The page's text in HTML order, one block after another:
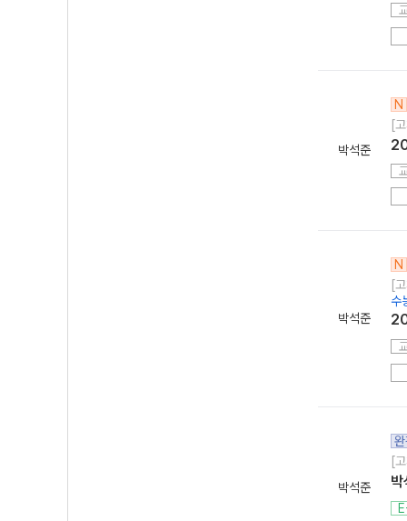
박석준
N
[
박석준
N
[
수
박석준
[